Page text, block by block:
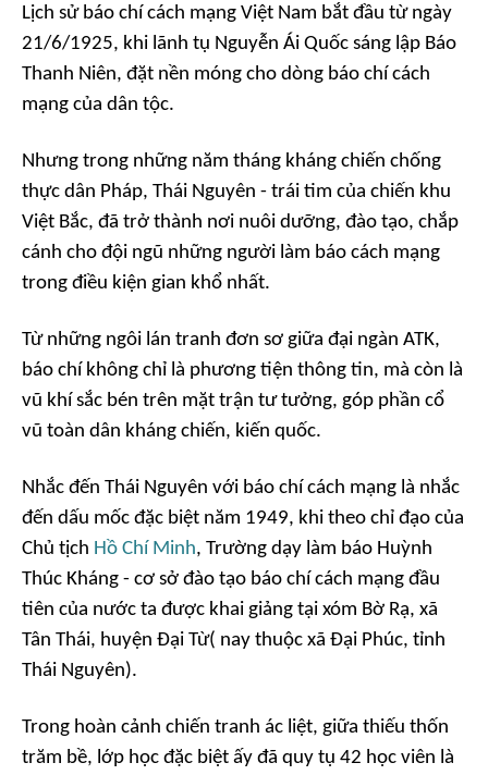
Lịch sử báo chí cách mạng Việt Nam bắt đầu từ ngày
21/6/1925, khi lãnh tụ Nguyễn Ái Quốc sáng lập Báo
Thanh Niên, đặt nền móng cho dòng báo chí cách
mạng của dân tộc.
Nhưng trong những năm tháng kháng chiến chống
thực dân Pháp, Thái Nguyên - trái tim của chiến khu
Việt Bắc, đã trở thành nơi nuôi dưỡng, đào tạo, chắp
cánh cho đội ngũ những người làm báo cách mạng
trong điều kiện gian khổ nhất.
Từ những ngôi lán tranh đơn sơ giữa đại ngàn ATK,
báo chí không chỉ là phương tiện thông tin, mà còn là
vũ khí sắc bén trên mặt trận tư tưởng, góp phần cổ
vũ toàn dân kháng chiến, kiến quốc.
Nhắc đến Thái Nguyên với báo chí cách mạng là nhắc
đến dấu mốc đặc biệt năm 1949, khi theo chỉ đạo của
Chủ tịch Hồ Chí Minh, Trường dạy làm báo Huỳnh
Thúc Kháng - cơ sở đào tạo báo chí cách mạng đầu
tiên của nước ta được khai giảng tại xóm Bờ Rạ, xã
Tân Thái, huyện Đại Từ( nay thuộc xã Đại Phúc, tỉnh
Thái Nguyên).
Trong hoàn cảnh chiến tranh ác liệt, giữa thiếu thốn
trăm bề, lớp học đặc biệt ấy đã quy tụ 42 học viên là